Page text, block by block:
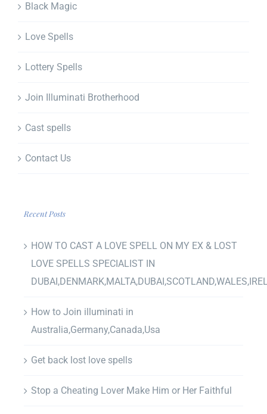
Black Magic
Love Spells
Lottery Spells
Join Illuminati Brotherhood
Cast spells
Contact Us
Recent Posts
HOW TO CAST A LOVE SPELL ON MY EX & LOST
LOVE SPELLS SPECIALIST IN
How to Join illuminati in
Australia,Germany,Canada,Usa
Get back lost love spells
Stop a Cheating Lover Make Him or Her Faithful